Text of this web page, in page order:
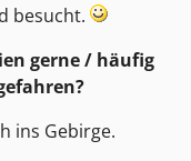
besucht.
gerne / häufig
ins Gebirge.